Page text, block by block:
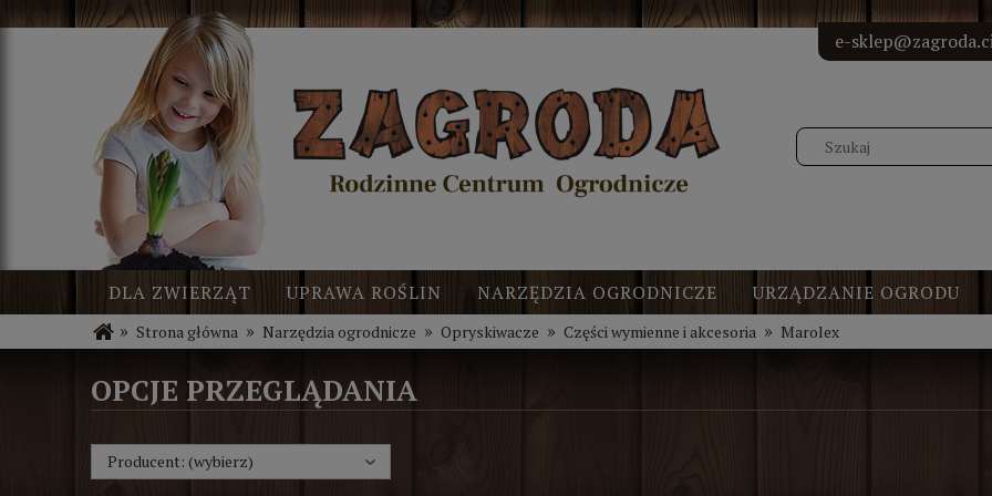
e-
DLA ZWIERZĄT UPRAWA ROŚLIN NARZĘDZIA OGRODNICZE URZĄDZANIE OGRODU
BLOG
NOWOŚCI
» Strona główna » Narzędzia ogrodnicze » Opryskiwacze » Części wymienne i akcesoria » Marolex
OPCJE PRZEGLĄDANIA
Producent: (wybierz)
<!--
<!--
<!--
<!--